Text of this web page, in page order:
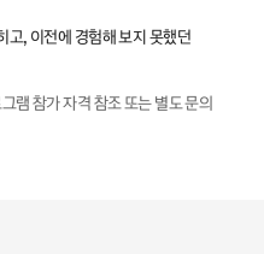
고, 이전에 경험해 보지 못했던
램 참가 자격 참조 또는 별도 문의